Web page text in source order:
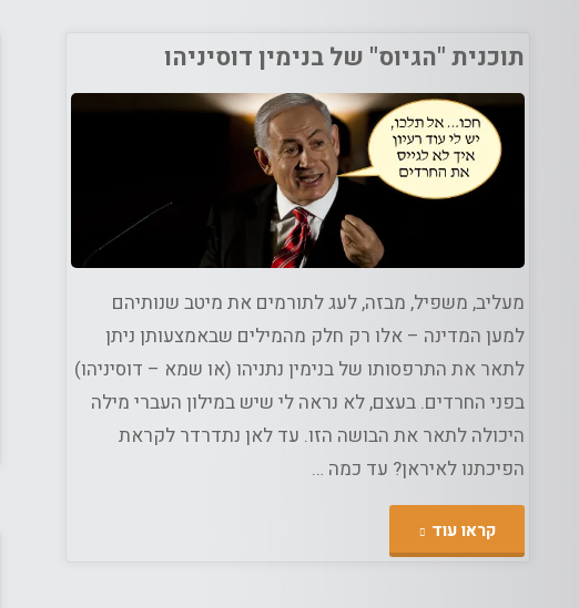
תוכנית "הגיוס" של בנימין דוסיניהו
פוליטיקה
מעליב, משפיל, מבזה, לעג לתורמים את מיטב שנותיהם
למען המדינה – אלו רק חלק מהמילים שבאמצעותן ניתן
לתאר את התרפסותו של בנימין נתניהו (או שמא – דוסיניהו)
בפני החרדים. בעצם, לא נראה לי שיש במילון העברי מילה
היכולה לתאר את הבושה הזו. עד לאן נתדרדר לקראת
הפיכתנו לאיראן? עד כמה …
קראו עוד